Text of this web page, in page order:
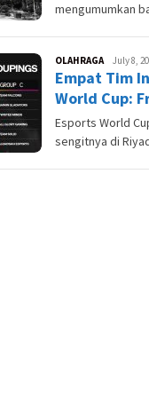
mengumumkan
OLAHRAGAAndre
Skuter
July 8,
Empat Tim
World Cup:
Esports World
sengitnya di